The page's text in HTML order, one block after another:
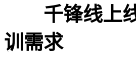
千锋线上线
训需求